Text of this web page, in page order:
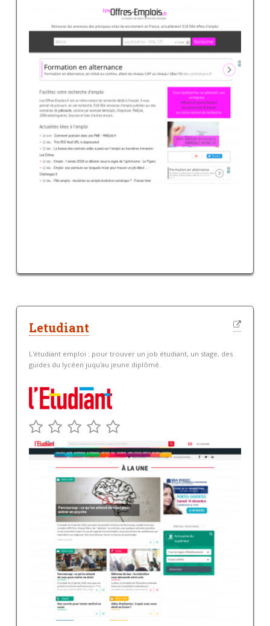
Letudiant
L'étudiant emploi : pour trouver un job étudiant, un stage, des
guides du lycéen juqu'au jeune diplômé.